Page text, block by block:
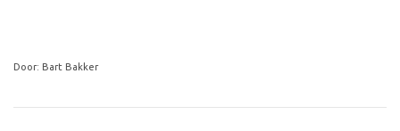
Door: Bart Bakker